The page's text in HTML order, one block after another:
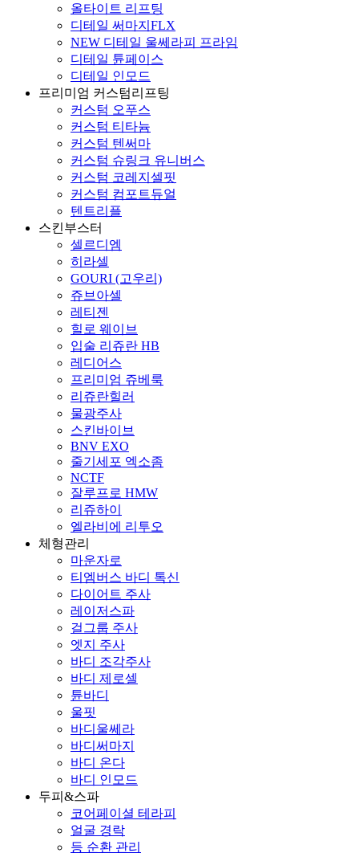
올타이트 리프팅
디테일 써마지FLX
NEW 디테일 울쎄라피 프라임
디테일 튠페이스
디테일 인모드
프리미엄 커스텀리프팅
커스텀 오푸스
커스텀 티타늄
커스텀 텐써마
커스텀 슈링크 유니버스
커스텀 코레지셀핏
커스텀 컴포트듀얼
텐트리플
스킨부스터
셀르디엠
히라셀
GOURI (고우리)
쥬브아셀
레티젠
힐로 웨이브
입술 리쥬란 HB
레디어스
프리미엄 쥬베룩
리쥬란힐러
물광주사
스킨바이브
BNV EXO
줄기세포 엑소좀
NCTF
잘루프로 HMW
리쥬하이
엘라비에 리투오
체형관리
마운자로
티엠버스 바디 톡신
다이어트 주사
레이저스파
걸그룹 주사
엣지 주사
바디 조각주사
바디 제로셀
튠바디
울핏
바디울쎄라
바디써마지
바디 온다
바디 인모드
두피&스파
코어페이셜 테라피
얼굴 경락
등 순환 관리